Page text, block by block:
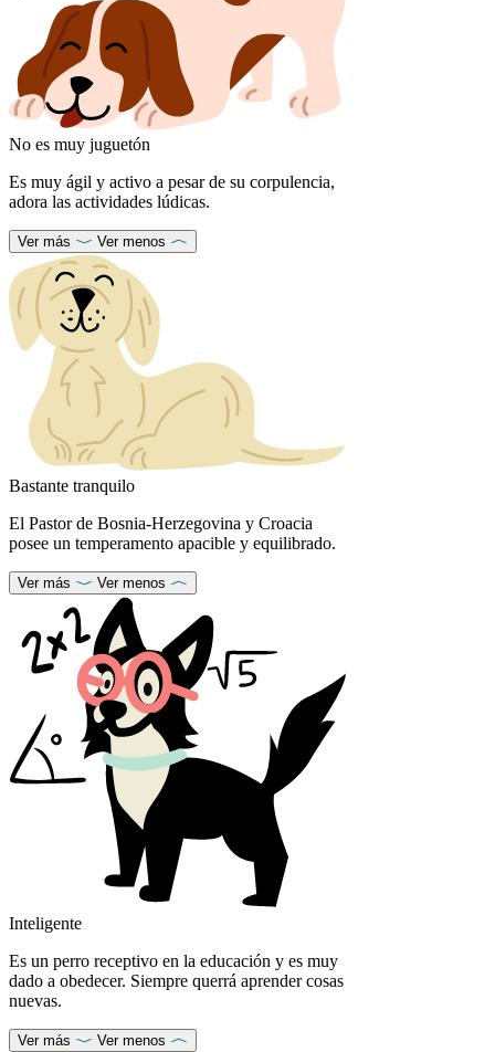
No es muy juguetón
Es muy ágil y activo a pesar de su corpulencia,
adora las actividades lúdicas.
Ver más Ver menos
Bastante tranquilo
El Pastor de Bosnia-Herzegovina y Croacia
posee un temperamento apacible y equilibrado.
Ver más Ver menos
Inteligente
Es un perro receptivo en la educación y es muy
dado a obedecer. Siempre querrá aprender cosas
nuevas.
Ver más Ver menos